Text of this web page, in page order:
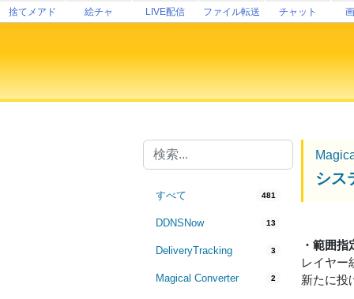
捨てメアド 絵チャ LIVE配信 ファイル転送 チャット
すべて 481
DDNSNow 13
DeliveryTracking 3
Magical Converter 2
シス
・範囲
レイヤー
新たに投